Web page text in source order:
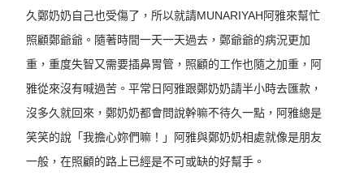
久鄭奶奶自己也受傷了，所以就請MUNARIYAH阿雅來幫忙
照顧鄭爺爺。隨著時間一天一天過去，鄭爺爺的病況更加
重，重度失智又需要插鼻胃管，照顧的工作也隨之加重，阿
雅從來沒有喊過苦。平常日阿雅跟鄭奶奶請半小時去匯款，
沒多久就回來，鄭奶奶都會問說幹嘛不待久一點，阿雅總是
笑笑的說「我擔心妳們嘛！」阿雅與鄭奶奶相處就像是朋友
一般，在照顧的路上已經是不可或缺的好幫手。